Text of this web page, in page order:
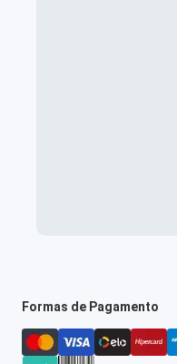
Formas de Pagamento